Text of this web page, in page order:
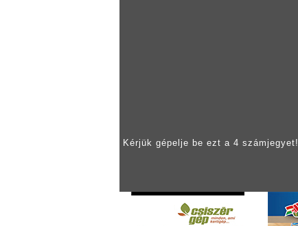
Kérjük gépelje be ezt a 4 számjegyet!